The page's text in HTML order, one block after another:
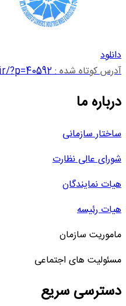
دانلود
آدرس کوتاه شده :?p=40592
درباره ما
ساختار سازمانی
شورای عالی نظارت
هیات نمایندگان
هیات رئیسه
ماموریت سازمان
مسئولیت های اجتماعی
دسترسی سریع